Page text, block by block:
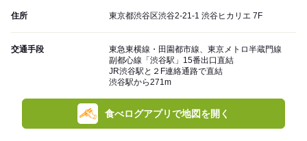
住所 東京都渋谷区渋谷2-21-1 渋谷ヒカリエ 7F
交通手段
東急東横線・田園都市線、東京メトロ半蔵門線
副都心線「渋谷駅」15番出口直結
JR渋谷駅と２F連絡通路で直結
渋谷駅から271m
食べログアプリで地図を開く